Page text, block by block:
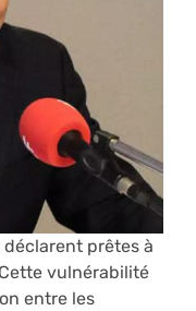
déclarent prêtes à
vulnérabilité
entre les